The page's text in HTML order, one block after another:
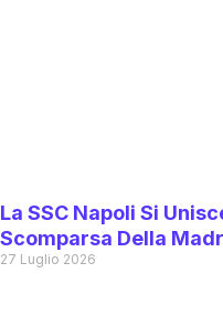
La SSC Napoli Si
Scomparsa Della
27 Luglio 2026